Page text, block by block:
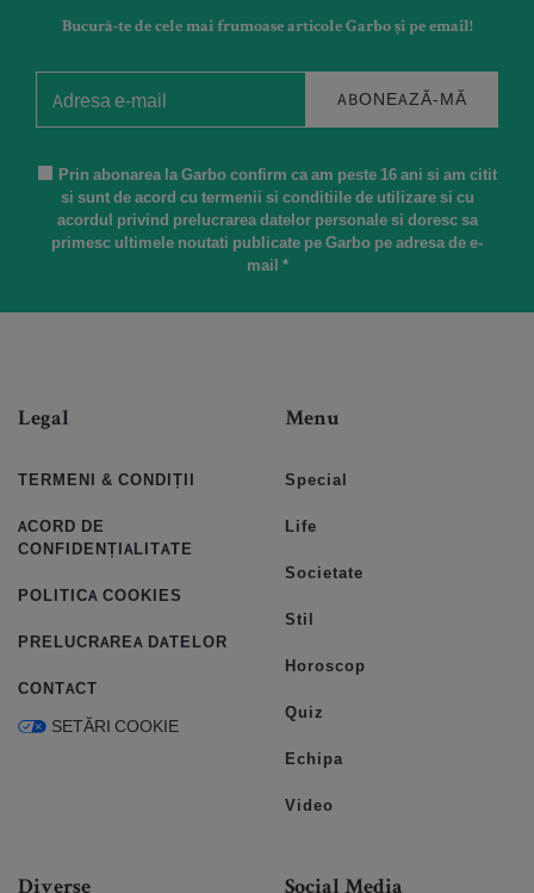
Bucură-te de cele mai frumoase articole Garbo și pe email!
ABONEAZĂ-MĂ
Prin abonarea la Garbo confirm ca am peste 16 ani si am citit
si sunt de acord cu termenii si conditiile de utilizare si cu
acordul privind prelucrarea datelor personale si doresc sa
primesc ultimele noutati publicate pe Garbo pe adresa de e-
mail *
Legal
TERMENI & CONDIȚII
ACORD DE
CONFIDENȚIALITATE
POLITICA COOKIES
PRELUCRAREA DATELOR
CONTACT
SETĂRI COOKIE
Menu
Special
Life
Societate
Stil
Horoscop
Quiz
Echipa
Video
Diverse Social Media